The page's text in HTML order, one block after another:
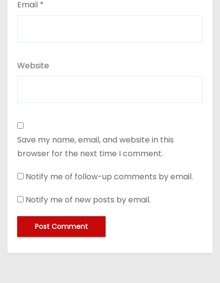
Email *
Website
Save my name, email, and website in this
browser for the next time I comment.
Notify me of follow-up comments by email.
Notify me of new posts by email.